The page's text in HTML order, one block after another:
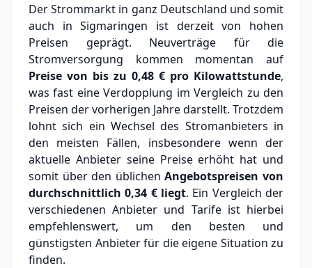
Der Strommarkt in ganz Deutschland und somit
auch in Sigmaringen ist derzeit von hohen
Preisen geprägt. Neuverträge für die
Stromversorgung kommen momentan auf
Preise von bis zu 0,48 € pro Kilowattstunde,
was fast eine Verdopplung im Vergleich zu den
Preisen der vorherigen Jahre darstellt. Trotzdem
lohnt sich ein Wechsel des Stromanbieters in
den meisten Fällen, insbesondere wenn der
aktuelle Anbieter seine Preise erhöht hat und
somit über den üblichenAngebotspreisen von
durchschnittlich0,34 €liegt. Ein Vergleich der
verschiedenen Anbieter und Tarife ist hierbei
empfehlenswert, um den besten und
günstigsten Anbieter für die eigene Situation zu
finden.